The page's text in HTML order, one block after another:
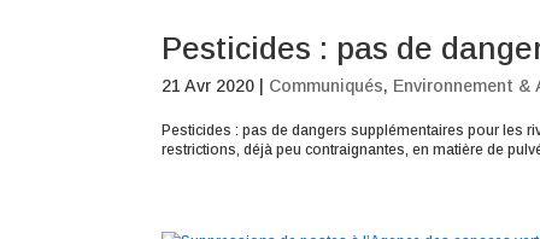
Pesticides : pas de
21 Avr 2020 Communiqués, Environnement &
Pesticides : pas de dangers supplémentaires pour les
restrictions, déjà peu contraignantes, en matière de